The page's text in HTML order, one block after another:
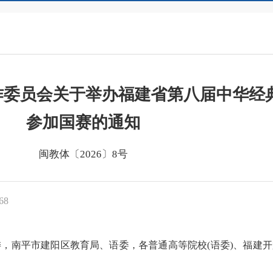
员会关于举办福建省第八届中华经
参加国赛的通知
闽教体〔2026〕8号
南平市建阳区教育局、语委，各普通高等院校(语委)、福建